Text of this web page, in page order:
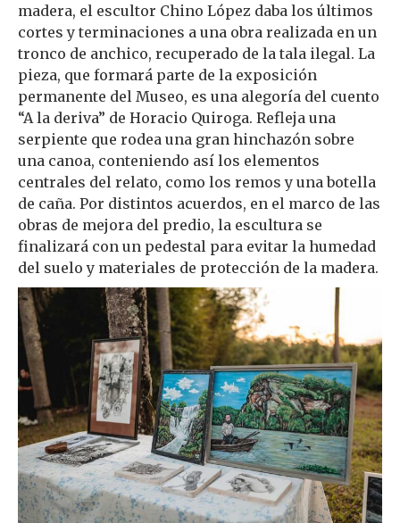
madera, el escultor Chino López daba los últimos
cortes y terminaciones a una obra realizada en un
tronco de anchico, recuperado de la tala ilegal. La
pieza, que formará parte de la exposición
permanente del Museo, es una alegoría del cuento
“A la deriva” de Horacio Quiroga. Refleja una
serpiente que rodea una gran hinchazón sobre
una canoa, conteniendo así los elementos
centrales del relato, como los remos y una botella
de caña. Por distintos acuerdos, en el marco de las
obras de mejora del predio, la escultura se
finalizará con un pedestal para evitar la humedad
del suelo y materiales de protección de la madera.